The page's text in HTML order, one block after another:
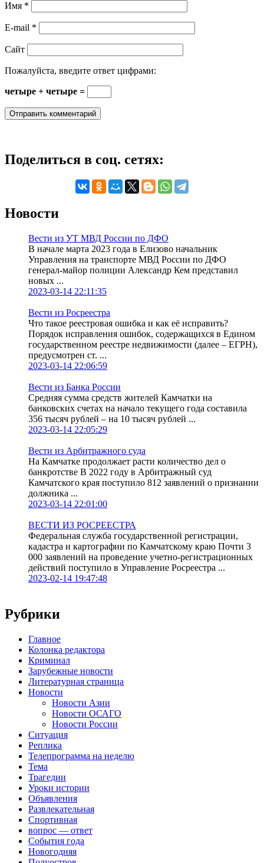
Имя *
E-mail *
Сайт
Пожалуйста, введите ответ цифрами:
четыре + четыре =
Поделиться в соц. сетях:
Новости
Вести из УТ МВД России по ДФО
В начале марта 2023 года в Елизово начальник
Управления на транспорте МВД России по ДФО
генерал-майор полиции Александр Кем представил
новых ...
2023-03-14 22:11:35
Вести из Росреестра
Что такое реестровая ошибка и как её исправить?
Порядок исправления ошибок, содержащихся в Едином
государственном реестре недвижимости (далее – ЕГРН),
предусмотрен ст. ...
2023-03-14 22:06:59
Вести из Банка России
Средняя сумма средств жителей Камчатки на
банковских счетах на начало текущего года составила
356 тысяч рублей – на 10 тысяч рублей ...
2023-03-14 22:05:29
Вести из Арбитражного суда
На Камчатке продолжает расти количество дел о
банкротстве В 2022 году в Арбитражный суд
Камчатского края поступило 812 заявлений о признании
должника ...
2023-03-14 22:01:00
ВЕСТИ ИЗ РОСРЕЕСТРА
Федеральная служба государственной регистрации,
кадастра и картографии по Камчатскому краю Почти 3
000 заявлений на проведение учетно-регистрационных
действий поступило в Управление Росреестра ...
2023-02-14 19:47:48
Рубрики
Главное
Колонка редактора
Криминал
Зарубежные новости
Литературная страница
Новости
Новости Азии
Новости ОСАГО
Новости России
Ситуация
Реплика
Телепрограмма на неделю
Тема
Трагедии
Уроки истории
Объявления
Развлекательная
Спортивная
вопрос — ответ
События года
Новогодняя